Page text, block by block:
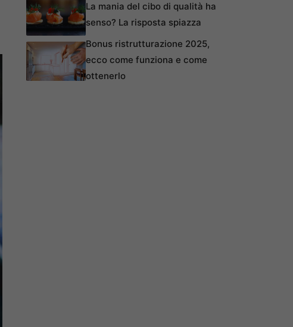
La mania del cibo di qualità ha
senso? La risposta spiazza
Bonus ristrutturazione 2025,
ecco come funziona e come
ottenerlo